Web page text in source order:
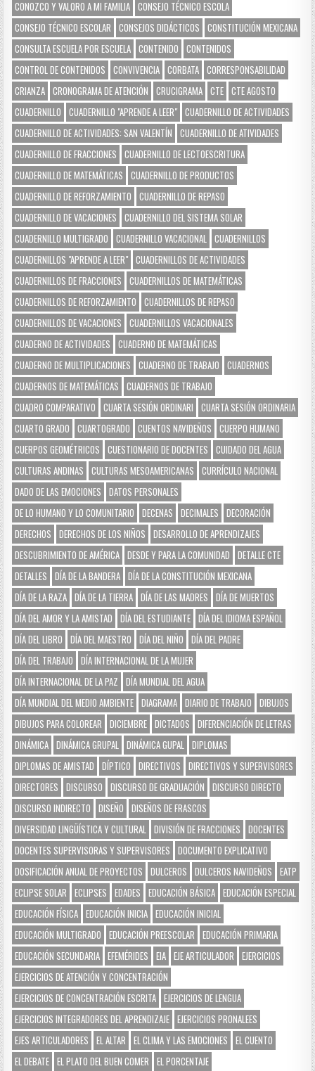
CONOZCO Y VALORO A MI FAMILIA CONSEJO TÉCNICO ESCOLA
CONSEJO TÉCNICO ESCOLAR
CONSEJOS DIDÁCTICOS
CONSTITUCIÓN MEXICANA
CONSULTA ESCUELA POR ESCUELA CONTENIDO
CONTENIDOS
CONTROL DE CONTENIDOS
CONVIVENCIA CORBATA CORRESPONSABILIDAD
CRIANZA CRONOGRAMA DE ATENCIÓN CRUCIGRAMA CTE CTE AGOSTO
CUADERNILLO
CUADERNILLO "APRENDE A LEER" CUADERNILLO DE ACTIVIDADES
CUADERNILLO DE ACTIVIDADES: SAN VALENTÍN
CUADERNILLO DE ATIVIDADES
CUADERNILLO DE FRACCIONES
CUADERNILLO DE LECTOESCRITURA
CUADERNILLO DE MATEMÁTICAS
CUADERNILLO DE PRODUCTOS
CUADERNILLO DE REFORZAMIENTO
CUADERNILLO DE REPASO
CUADERNILLO DE VACACIONES
CUADERNILLO DEL SISTEMA SOLAR
CUADERNILLO MULTIGRADO
CUADERNILLO VACACIONAL CUADERNILLOS
CUADERNILLOS "APRENDE A LEER" CUADERNILLOS DE ACTIVIDADES
CUADERNILLOS DE FRACCIONES
CUADERNILLOS DE MATEMÁTICAS
CUADERNILLOS DE REFORZAMIENTO
CUADERNILLOS DE REPASO
CUADERNILLOS DE VACACIONES
CUADERNILLOS VACACIONALES
CUADERNO DE ACTIVIDADES
CUADERNO DE MATEMÁTICAS
CUADERNO DE MULTIPLICACIONES
CUADERNO DE TRABAJO
CUADERNOS
CUADERNOS DE MATEMÁTICAS
CUADERNOS DE TRABAJO
CUADRO COMPARATIVO
CUARTA SESIÓN ORDINARI
CUARTA SESIÓN ORDINARIA
CUARTO GRADO
CUARTOGRADO CUENTOS NAVIDEÑOS
CUERPO HUMANO
CUERPOS GEOMÉTRICOS
CUESTIONARIO DE DOCENTES
CUIDADO DEL AGUA
CULTURAS ANDINAS
CULTURAS MESOAMERICANAS
CURRÍCULO NACIONAL
DADO DE LAS EMOCIONES
DATOS PERSONALES
DE LO HUMANO Y LO COMUNITARIO
DECENAS DECIMALES
DECORACIÓN
DERECHOS
DERECHOS DE LOS NIÑOS
DESARROLLO DE APRENDIZAJES
DESCUBRIMIENTO DE AMÉRICA DESDE Y PARA LA COMUNIDAD
DETALLE CTE
DETALLES
DÍA DE LA BANDERA DÍA DE LA CONSTITUCIÓN MEXICANA
DÍA DE LA RAZA DÍA DE LA TIERRA DÍA DE LAS MADRES
DÍA DE MUERTOS
DÍA DEL AMOR Y LA AMISTAD
DÍA DEL ESTUDIANTE DÍA DEL IDIOMA ESPAÑOL
DÍA DEL LIBRO
DÍA DEL MAESTRO DÍA DEL NIÑO
DÍA DEL PADRE
DÍA DEL TRABAJO
DÍA INTERNACIONAL DE LA MUJER
DÍA INTERNACIONAL DE LA PAZ
DÍA MUNDIAL DEL AGUA
DÍA MUNDIAL DEL MEDIO AMBIENTE DIAGRAMA DIARIO DE TRABAJO
DIBUJOS
DIBUJOS PARA COLOREAR
DICIEMBRE DICTADOS
DIFERENCIACIÓN DE LETRAS
DINÁMICA DINÁMICA GRUPAL DINÁMICA GUPAL DIPLOMAS
DIPLOMAS DE AMISTAD
DÍPTICO DIRECTIVOS
DIRECTIVOS Y SUPERVISORES
DIRECTORES
DISCURSO DISCURSO DE GRADUACIÓN
DISCURSO DIRECTO
DISCURSO INDIRECTO
DISEÑO
DISEÑOS DE FRASCOS
DIVERSIDAD LINGÜÍSTICA Y CULTURAL DIVISIÓN DE FRACCIONES
DOCENTES
DOCENTES SUPERVISORAS Y SUPERVISORES
DOCUMENTO EXPLICATIVO
DOSIFICACIÓN ANUAL DE PROYECTOS
DULCEROS DULCEROS NAVIDEÑOS
EATP
ECLIPSE SOLAR
ECLIPSES EDADES EDUCACIÓN BÁSICA EDUCACIÓN ESPECIAL
EDUCACIÓN FÍSICA EDUCACIÓN INICIA EDUCACIÓN INICIAL
EDUCACIÓN MULTIGRADO
EDUCACIÓN PREESCOLAR
EDUCACIÓN PRIMARIA
EDUCACIÓN SECUNDARIA EFEMÉRIDES EIA EJE ARTICULADOR
EJERCICIOS
EJERCICIOS DE ATENCIÓN Y CONCENTRACIÓN
EJERCICIOS DE CONCENTRACIÓN ESCRITA EJERCICIOS DE LENGUA
EJERCICIOS INTEGRADORES DEL APRENDIZAJE EJERCICIOS PRONALEES
EJES ARTICULADORES
EL ALTAR EL CLIMA Y LAS EMOCIONES
EL CUENTO
EL DEBATE EL PLATO DEL BUEN COMER
EL PORCENTAJE